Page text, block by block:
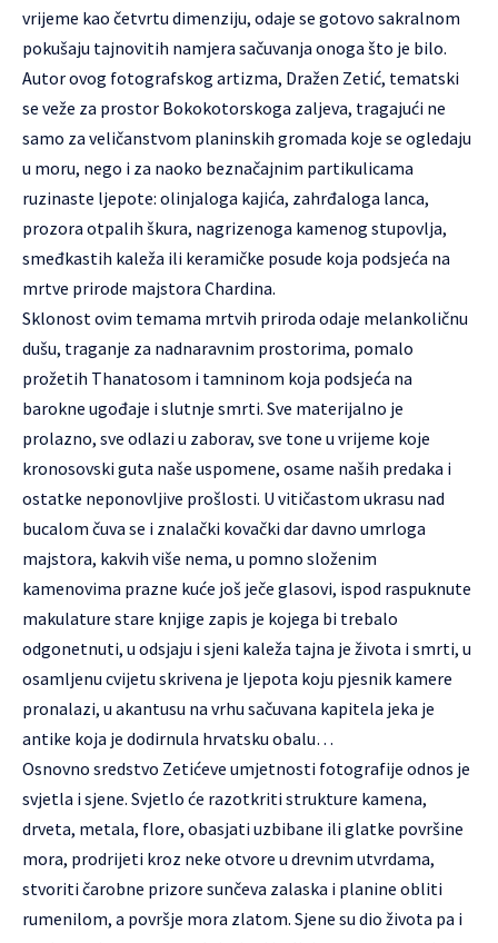
vrijeme kao četvrtu dimenziju, odaje se gotovo sakralnom
pokušaju tajnovitih namjera sačuvanja onoga što je bilo.
Autor ovog fotografskog artizma, Dražen Zetić, tematski
se veže za prostor Bokokotorskoga zaljeva, tragajući ne
samo za veličanstvom planinskih gromada koje se ogledaju
u moru, nego i za naoko beznačajnim partikulicama
ruzinaste ljepote: olinjaloga kajića, zahrđaloga lanca,
prozora otpalih škura, nagrizenoga kamenog stupovlja,
smeđkastih kaleža ili keramičke posude koja podsjeća na
mrtve prirode majstora Chardina.
Sklonost ovim temama mrtvih priroda odaje melankoličnu
dušu, traganje za nadnaravnim prostorima, pomalo
prožetih Thanatosom i tamninom koja podsjeća na
barokne ugođaje i slutnje smrti. Sve materijalno je
prolazno, sve odlazi u zaborav, sve tone u vrijeme koje
kronosovski guta naše uspomene, osame naših predaka i
ostatke neponovljive prošlosti. U vitičastom ukrasu nad
bucalom čuva se i znalački kovački dar davno umrloga
majstora, kakvih više nema, u pomno složenim
kamenovima prazne kuće još ječe glasovi, ispod raspuknute
makulature stare knjige zapis je kojega bi trebalo
odgonetnuti, u odsjaju i sjeni kaleža tajna je života i smrti, u
osamljenu cvijetu skrivena je ljepota koju pjesnik kamere
pronalazi, u akantusu na vrhu sačuvana kapitela jeka je
antike koja je dodirnula hrvatsku obalu…
Osnovno sredstvo Zetićeve umjetnosti fotografije odnos je
svjetla i sjene. Svjetlo će razotkriti strukture kamena,
drveta, metala, flore, obasjati uzbibane ili glatke površine
mora, prodrijeti kroz neke otvore u drevnim utvrdama,
stvoriti čarobne prizore sunčeva zalaska i planine obliti
rumenilom, a površje mora zlatom. Sjene su dio života pa i